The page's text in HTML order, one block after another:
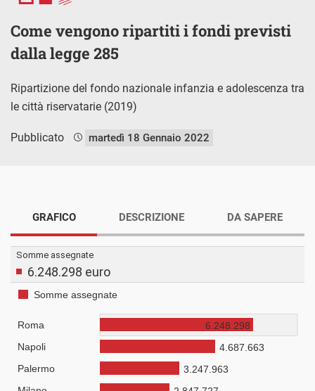
Come vengono ripartiti i fondi previsti
dalla legge 285
Ripartizione del fondo nazionale infanzia e adolescenza tra
le città riservatarie (2019)
Pubblicato martedì 18 Gennaio 2022
GRAFICO DESCRIZIONE DA SAPERE